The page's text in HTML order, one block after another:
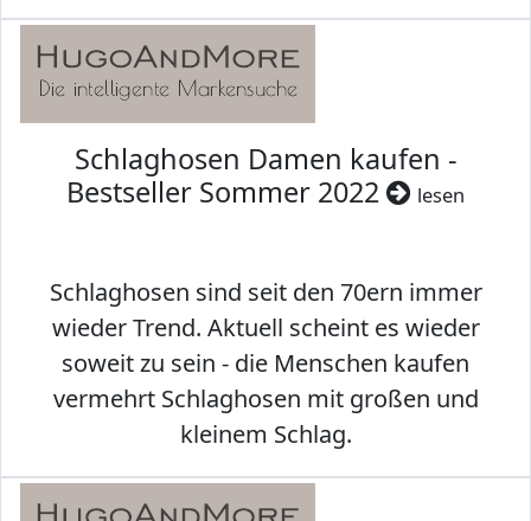
Schlaghosen Damen kaufen -
Bestseller Sommer 2022
lesen
Schlaghosen sind seit den 70ern immer
wieder Trend. Aktuell scheint es wieder
soweit zu sein - die Menschen kaufen
vermehrt Schlaghosen mit großen und
kleinem Schlag.